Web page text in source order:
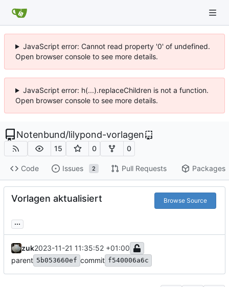
JavaScript error: Cannot read property '0' of undefined.
Open browser console to see more details.
JavaScript error: h(...).replaceChildren is not a function.
Open browser console to see more details.
Notenbund/lilypond-vorlagen
15 0 0
Code Issues 2 Pull Requests Packages
Vorlagen aktualisiert Browse Source
...
zuk2023-11-21 11:35:52 +01:00
parent 5b053660ef commit f540006a6c